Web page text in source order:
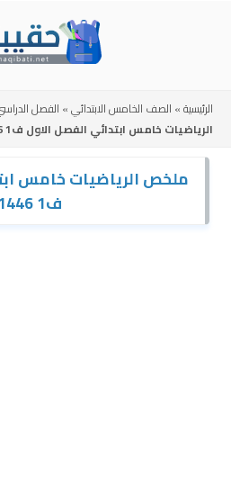
الرئيسية» الصف الخامس الابتدائي» الفصل
الرياضيات خامس ابتدائي الفصل الاول ف1 1446
ملخص الرياضيات خامس
ف1 1446